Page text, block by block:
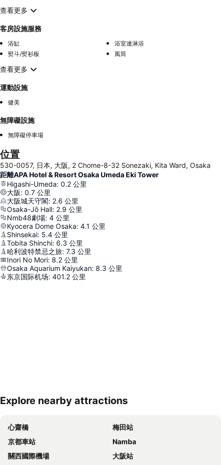
查看更多
客房設施服務
浴缸
浴室連淋浴
熨斗/熨衫板
風筒
查看更多
運動設施
健美
無障礙設施
無障礙停車場
位置
530-0057, 日本, 大阪, 2 Chome-8-32 Sonezaki, Kita Ward, Osaka
距離APA Hotel & Resort Osaka Umeda Eki Tower
Higashi-Umeda: 0.2 公里
大阪: 0.7 公里
大阪城天守閣: 2.6 公里
Osaka-Jō Hall: 2.9 公里
Nmb48劇場: 4 公里
Kyocera Dome Osaka: 4.1 公里
Shinsekai: 5.4 公里
Tobita Shinchi: 6.3 公里
哈利波特禁忌之旅: 7.3 公里
Inori No Mori: 8.2 公里
Osaka Aquarium Kaiyukan: 8.3 公里
东京国际机场: 401.2 公里
展開地圖
Explore nearby attractions
心齋橋
梅田站
京都車站
Namba
關西國際機場
大阪站